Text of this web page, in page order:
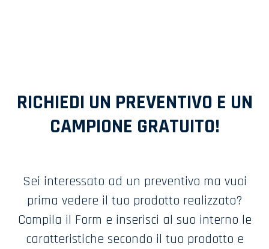
RICHIEDI UN PREVENTIVO E UN
CAMPIONE GRATUITO!
Sei interessato ad un preventivo ma vuoi
prima vedere il tuo prodotto realizzato?
Compila il Form e inserisci al suo interno le
caratteristiche secondo il tuo prodotto e